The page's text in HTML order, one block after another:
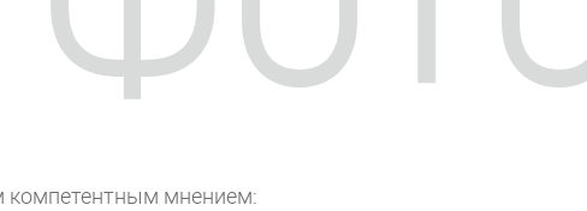
компетентным мнением: